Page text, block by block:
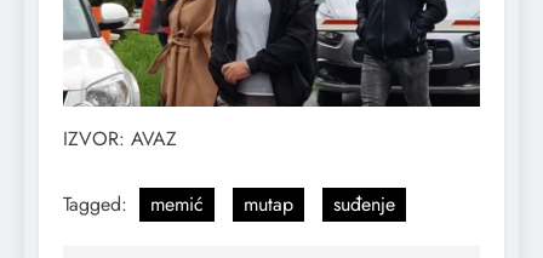
IZVOR: AVAZ
Tagged: memić mutap suđenje